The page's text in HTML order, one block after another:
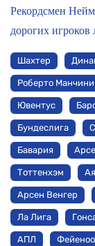
Рекордсмен
дорогих игроков
Шахтер
Роберто Манчини
Ювентус
Бундеслига
Бавария
Тоттенхэм
Арсен Венгер
Ла Лига
АПЛ